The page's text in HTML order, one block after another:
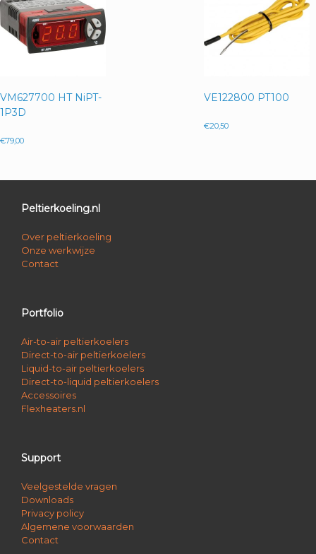
VM627700 HT NiPT-
1P3D
€79,00
VE122800 PT100
€20,50
Peltierkoeling.nl
Over peltierkoeling
Onze werkwijze
Contact
Portfolio
Air-to-air peltierkoelers
Direct-to-air peltierkoelers
Liquid-to-air peltierkoelers
Direct-to-liquid peltierkoelers
Accessoires
Flexheaters.nl
Support
Veelgestelde vragen
Downloads
Privacy policy
Algemene voorwaarden
Contact